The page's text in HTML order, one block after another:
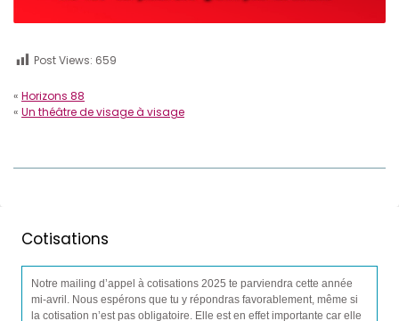
Post Views: 659
« Horizons 88
« Un théâtre de visage à visage
Cotisations
Notre mailing d’appel à cotisations 2025 te parviendra cette année
mi-avril. Nous espérons que tu y répondras favorablement, même si
la cotisation n’est pas obligatoire. Elle est en effet importante car elle